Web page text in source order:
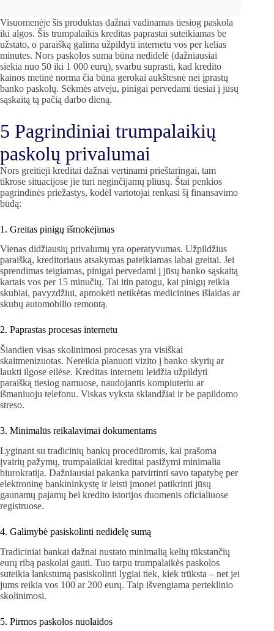
Visuomenėje šis produktas dažnai vadinamas tiesiog paskola
iki algos. Šis trumpalaikis kreditas paprastai suteikiamas be
užstato, o paraišką galima užpildyti internetu vos per kelias
minutes. Nors paskolos suma būna nedidelė (dažniausiai
siekia nuo 50 iki 1 000 eurų), svarbu suprasti, kad kredito
kainos metinė norma čia būna gerokai aukštesnė nei įprastų
banko paskolų. Sėkmės atveju, pinigai pervedami tiesiai į jūsų
sąskaitą tą pačią darbo dieną.
5 Pagrindiniai trumpalaikių
paskolų privalumai
Nors greitieji kreditai dažnai vertinami prieštaringai, tam
tikrose situacijose jie turi neginčijamų pliusų. Štai penkios
pagrindinės priežastys, kodėl vartotojai renkasi šį finansavimo
būdą:
1. Greitas pinigų išmokėjimas
Vienas didžiausių privalumų yra operatyvumas. Užpildžius
paraišką, kreditoriaus atsakymas pateikiamas labai greitai. Jei
sprendimas teigiamas, pinigai pervedami į jūsų banko sąskaitą
kartais vos per 15 minučių. Tai itin patogu, kai pinigų reikia
skubiai, pavyzdžiui, apmokėti netikėtas medicinines išlaidas ar
skubų automobilio remontą.
2. Paprastas procesas internetu
Šiandien visas skolinimosi procesas yra visiškai
skaitmenizuotas. Nereikia planuoti vizito į banko skyrių ar
laukti ilgose eilėse. Kreditas internetu leidžia užpildyti
paraišką tiesiog namuose, naudojantis kompiuteriu ar
išmaniuoju telefonu. Viskas vyksta sklandžiai ir be papildomo
streso.
3. Minimalūs reikalavimai dokumentams
Lyginant su tradicinių bankų procedūromis, kai prašoma
įvairių pažymų, trumpalaikiai kreditai pasižymi minimalia
biurokratija. Dažniausiai pakanka patvirtinti savo tapatybę per
elektroninę bankininkystę ir leisti įmonei patikrinti jūsų
gaunamų pajamų bei kredito istorijos duomenis oficialiuose
registruose.
4. Galimybė pasiskolinti nedidelę sumą
Tradiciniai bankai dažnai nustato minimalią kelių tūkstančių
eurų ribą paskolai gauti. Tuo tarpu trumpalaikės paskolos
suteikia lankstumą pasiskolinti lygiai tiek, kiek trūksta – net jei
jums reikia vos 100 ar 200 eurų. Taip išvengiama perteklinio
skolinimosi.
5. Pirmos paskolos nuolaidos